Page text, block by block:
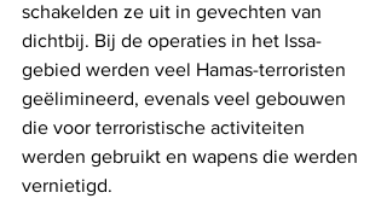
schakelden ze uit in gevechten van
dichtbij. Bij de operaties in het Issa-
gebied werden veel Hamas-terroristen
geëlimineerd, evenals veel gebouwen
die voor terroristische activiteiten
werden gebruikt en wapens die werden
vernietigd.